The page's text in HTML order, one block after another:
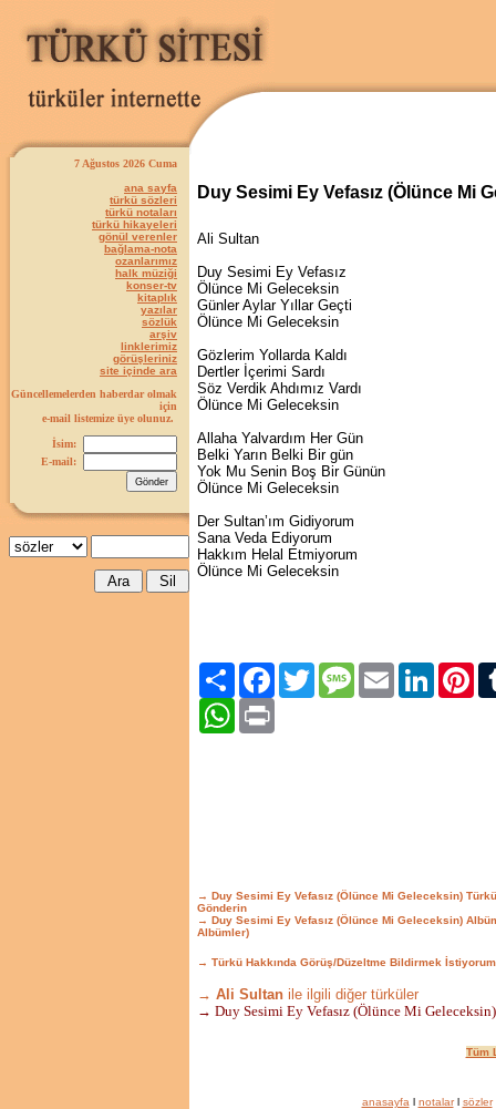
7 Ağustos 2026 Cuma
ana sayfa
türkü sözleri
türkü notaları
türkü hikayeleri
gönül verenler
bağlama-nota
ozanlarımız
halk müziği
konser-tv
kitaplık
yazılar
sözlük
arşiv
linklerimiz
görüşleriniz
site içinde ara
Güncellemelerden haberdar olmak
için
e-mail listemize üye olunuz.
İsim:
E-mail:
Duy Sesimi Ey Vefasız (Ölünce Mi
Ali Sultan
Duy Sesimi Ey Vefasız
Ölünce Mi Geleceksin
Günler Aylar Yıllar Geçti
Ölünce Mi Geleceksin
Gözlerim Yollarda Kaldı
Dertler İçerimi Sardı
Söz Verdik Ahdımız Vardı
Ölünce Mi Geleceksin
Allaha Yalvardım Her Gün
Belki Yarın Belki Bir gün
Yok Mu Senin Boş Bir Günün
Ölünce Mi Geleceksin
Der Sultan’ım Gidiyorum
Sana Veda Ediyorum
Hakkım Helal Etmiyorum
Ölünce Mi Geleceksin
Paylaş FacebookTwitter Message Email LinkedIn
WhatsApp
→ Duy Sesimi Ey Vefasız (Ölünce Mi Geleceksin)
Gönderin
→ Duy Sesimi Ey Vefasız (Ölünce Mi Geleceksin)
Albümler)
→ Türkü Hakkında Görüş/Düzeltme Bildirmek İstiyorum
→ Ali Sultan ile ilgili diğer türküler
→ Duy Sesimi Ey Vefasız (Ölünce Mi Geleceksin)
Tüm
anasayfa l notalarl sözler